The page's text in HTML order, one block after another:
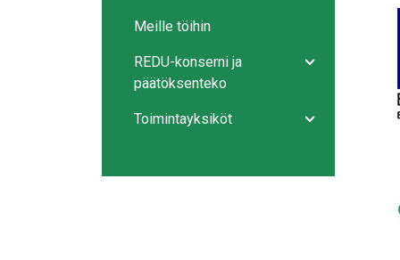
Meille töihin
Avaa/sulje
REDU-konserni ja
päätöksenteko
Toimintayksiköt